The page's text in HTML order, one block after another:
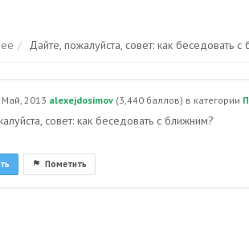
Дайте, пожалуйста, совет: как беседовать с
2013 alexejdosimov (3,440 баллов) в категории
совет: как беседовать с ближним?
Пометить